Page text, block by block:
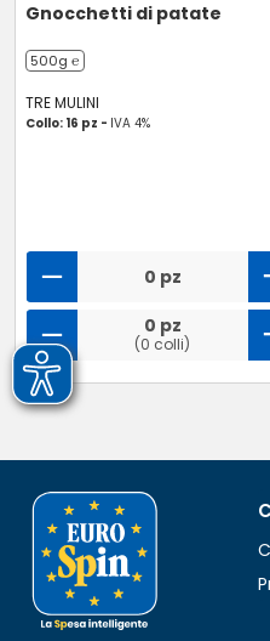
Gnocchetti di patate
500g ℮
TRE MULINI
Collo: 16 pz - IVA 4%
0 pz
0 pz
(0 colli)